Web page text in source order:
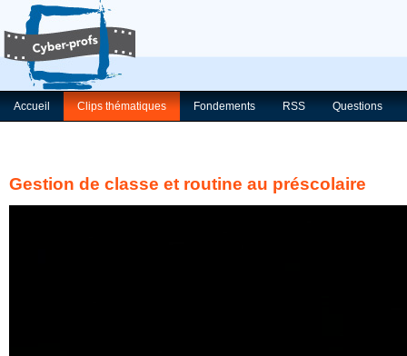
Accueil Clips thématiques Fondements RSS Questions
Gestion de classe et routine au préscolaire